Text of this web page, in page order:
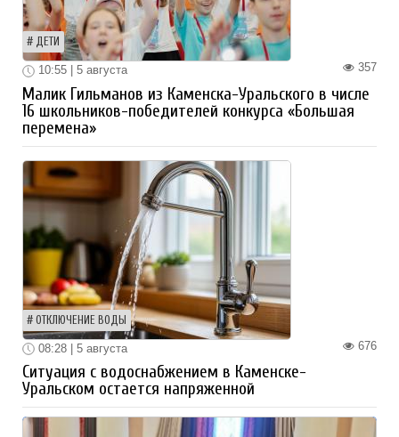
ДЕТИ
357
10:55 | 5 августа
Малик Гильманов из Каменска-Уральского в числе
16 школьников-победителей конкурса «Большая
перемена»
ОТКЛЮЧЕНИЕ ВОДЫ
676
08:28 | 5 августа
Ситуация с водоснабжением в Каменске-
Уральском остается напряженной